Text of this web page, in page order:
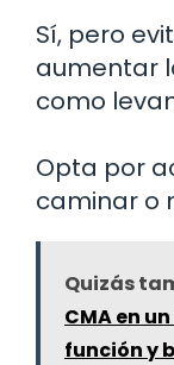
Sí, pero
aumentar
como
Opta por
caminar o
Quizás
CMA en
función y